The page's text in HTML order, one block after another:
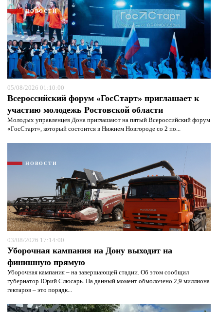
НОВОСТИ
05/08/2026 01:10:00
Всероссийский форум «ГосСтарт» приглашает к
участию молодежь Ростовской области
Молодых управленцев Дона приглашают на пятый Всероссийский форум
«ГосСтарт», который состоится в Нижнем Новгороде со 2 по...
НОВОСТИ
03/08/2026 17:14:00
Уборочная кампания на Дону выходит на
финишную прямую
Уборочная кампания – на завершающей стадии. Об этом сообщил
губернатор Юрий Слюсарь. На данный момент обмолочено 2,9 миллиона
гектаров – это порядк...